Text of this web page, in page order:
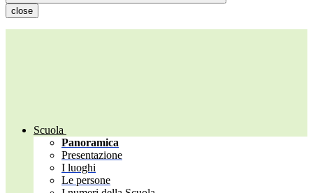
close
Scuola
Panoramica
Presentazione
I luoghi
Le persone